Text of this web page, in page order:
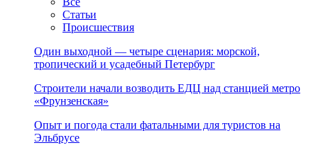
Статьи
Происшествия
Один выходной — четыре сценария: морской,
тропический и усадебный Петербург
Строители начали возводить ЕДЦ над станцией метро
«Фрунзенская»
Опыт и погода стали фатальными для туристов на
Эльбрусе